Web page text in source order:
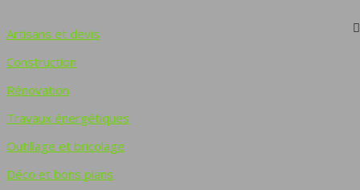
Artisans et devis
Construction
Rénovation
Travaux énergétiques
Outillage et bricolage
Déco et bons plans